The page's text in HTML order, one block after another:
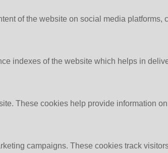
of the website on social media platforms,
indexes of the website which helps in
These cookies help provide information
campaigns. These cookies track